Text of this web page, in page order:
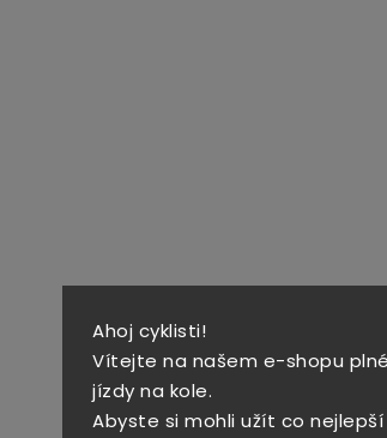
Ahoj cyklisti!
Vítejte na našem e-shopu
jízdy na kole.
Abyste si mohli užít co